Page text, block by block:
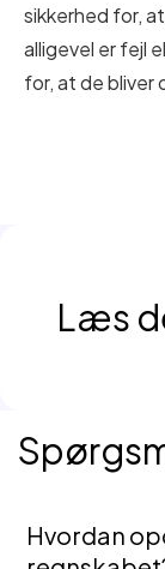
sikkerhed for,
alligevel er fejl
for, at de bliver
Læs
Hvordan